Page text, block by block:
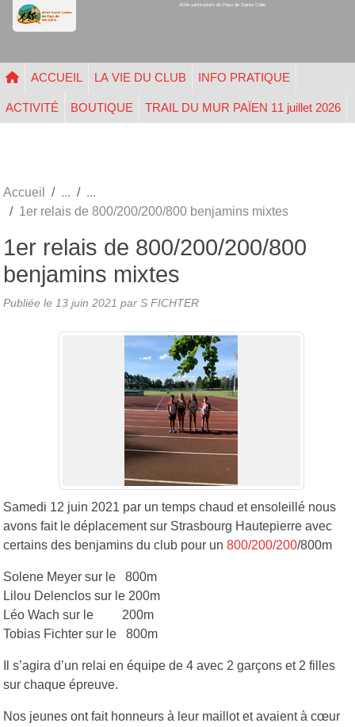
Athlé-santé-loisirs du Pays de Sainte Odile
ACCUEIL LA VIE DU CLUB INFO PRATIQUE
ACTIVITÉ BOUTIQUE TRAIL DU MUR PAÏEN 11 juillet 2026
Accueil
1er relais de 800/200/200/800 benjamins mixtes
1er relais de 800/200/200/800
benjamins mixtes
Publiée le 13 juin 2021 par S FICHTER
Samedi 12 juin 2021 par un temps chaud et ensoleillé nous
avons fait le déplacement sur Strasbourg Hautepierre avec
certains des benjamins du club pour un 800/200/200/800m
Solene Meyer sur le 800m
Lilou Delenclos sur le 200m
Léo Wach sur le 200m
Tobias Fichter sur le 800m
Il s’agira d’un relai en équipe de 4 avec 2 garçons et 2 filles
sur chaque épreuve.
Nos jeunes ont fait honneurs à leur maillot et avaient à cœur
Panneau de gestion des cookies